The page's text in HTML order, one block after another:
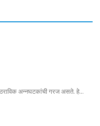
ठराविक अन्नघटकांची गरज असते. हे...